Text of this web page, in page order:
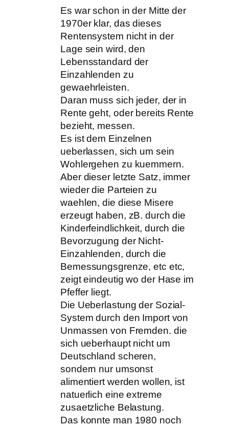
Es war schon in der Mitte der
1970er klar, das dieses
Rentensystem nicht in der
Lage sein wird, den
Lebensstandard der
Einzahlenden zu
gewaehrleisten.
Daran muss sich jeder, der in
Rente geht, oder bereits Rente
bezieht, messen.
Es ist dem Einzelnen
ueberlassen, sich um sein
Wohlergehen zu kuemmern.
Aber dieser letzte Satz, immer
wieder die Parteien zu
waehlen, die diese Misere
erzeugt haben, zB. durch die
Kinderfeindlichkeit, durch die
Bevorzugung der Nicht-
Einzahlenden, durch die
Bemessungsgrenze, etc etc,
zeigt eindeutig wo der Hase im
Pfeffer liegt.
Die Ueberlastung der Sozial-
System durch den Import von
Unmassen von Fremden. die
sich ueberhaupt nicht um
Deutschland scheren,
sondern nur umsonst
alimentiert werden wollen, ist
natuerlich eine extreme
zusaetzliche Belastung.
Das konnte man 1980 noch